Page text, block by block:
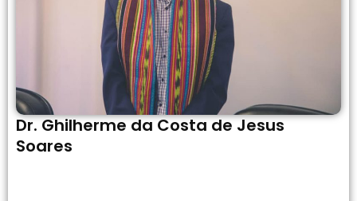
Dr. Ghilherme da Costa de Jesus
Soares